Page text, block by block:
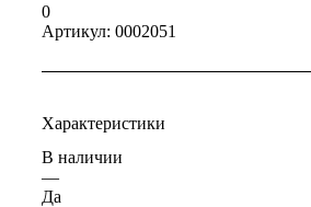
0
Артикул: 0002051
Характеристики
В наличии
—
Да